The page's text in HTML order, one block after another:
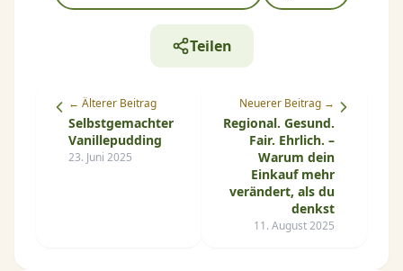
Teilen
← Älterer Beitrag
Selbstgemachter
Vanillepudding
23. Juni 2025
Neuerer Beitrag →
Regional. Gesund.
Fair. Ehrlich. –
Warum dein
Einkauf mehr
verändert, als du
denkst
11. August 2025